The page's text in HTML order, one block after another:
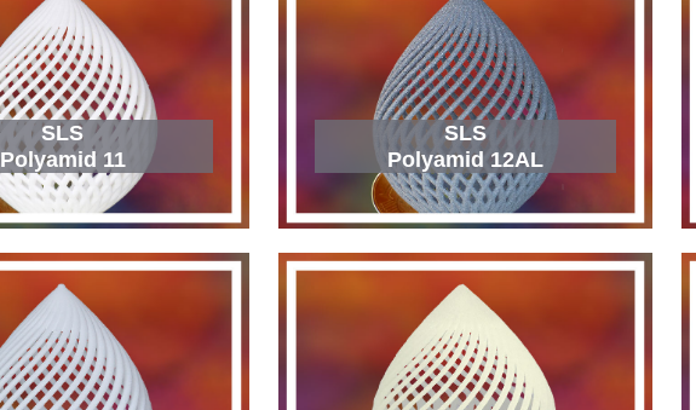
SLS
Polyamid 11
SLS
Polyamid 12AL